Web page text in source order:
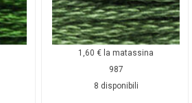
1,60€ la matassina
987
8 disponibili